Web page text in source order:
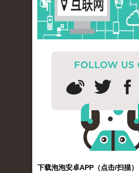
下载泡泡安卓APP（点击/扫描）